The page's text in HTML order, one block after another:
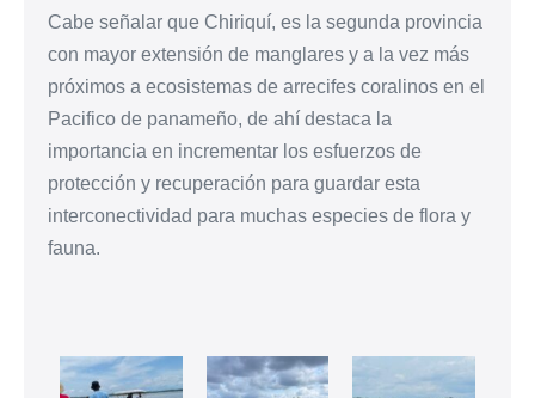
Cabe señalar que Chiriquí, es la segunda provincia
con mayor extensión de manglares y a la vez más
próximos a ecosistemas de arrecifes coralinos en el
Pacifico de panameño, de ahí destaca la
importancia en incrementar los esfuerzos de
protección y recuperación para guardar esta
interconectividad para muchas especies de flora y
fauna.